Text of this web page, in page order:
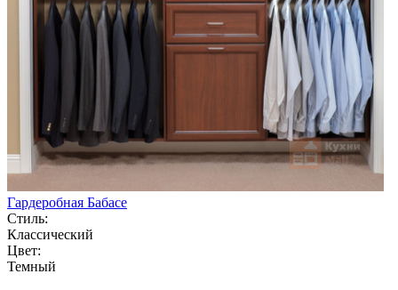
Гардеробная Бабасе
Стиль:
Классический
Цвет:
Темный